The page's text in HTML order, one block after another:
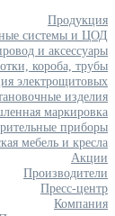
Продукция
системы и ЦОД
и аксессуары
короба, трубы
электрощитовых
изделия
маркировка
приборы
мебель и кресла
Акции
Производители
Пресс-центр
Компания